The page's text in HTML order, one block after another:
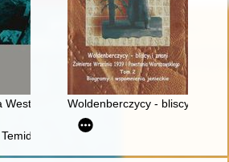
Westerplatte : archeologia i źródła
Woldenberczycy - bliscy i
w Poznaniu : mecze przyjaźni